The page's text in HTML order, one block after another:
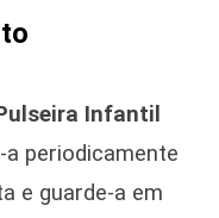
Infantil
a periodicamente
e guarde-a em